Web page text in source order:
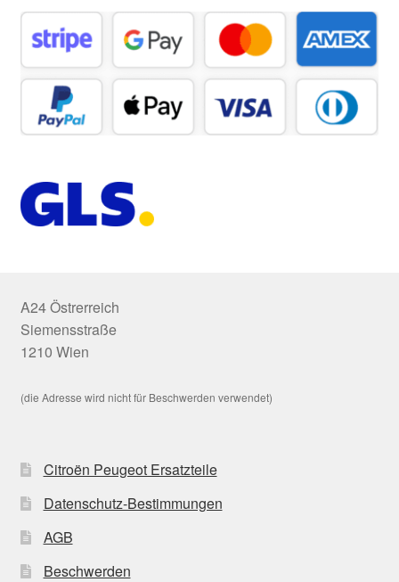
A24 Östrerreich
Siemensstraße
1210 Wien
(die Adresse wird nicht für Beschwerden verwendet)
Citroën Peugeot Ersatzteile
Datenschutz-Bestimmungen
AGB
Beschwerden